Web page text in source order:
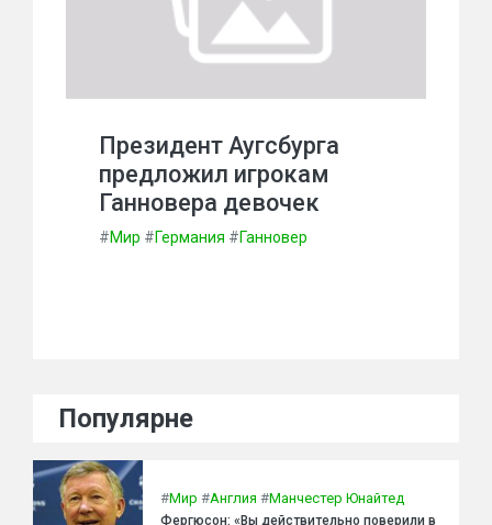
Президент Аугсбурга
предложил игрокам
Ганновера девочек
#Мир #Германия #Ганновер
Популярне
#Мир #Англия #Манчестер Юнайтед
Фергюсон: «Вы действительно поверили в